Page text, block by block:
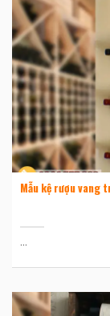
Mẫu kệ rượu vang
...